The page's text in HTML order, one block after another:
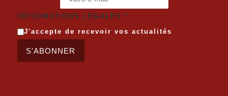
INFORMATIONS LÉGALES*
J'accepte de recevoir vos actualités
S'ABONNER